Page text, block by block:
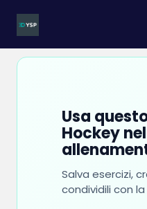
Usa
Hockey
Salva esercizi,
condividili con